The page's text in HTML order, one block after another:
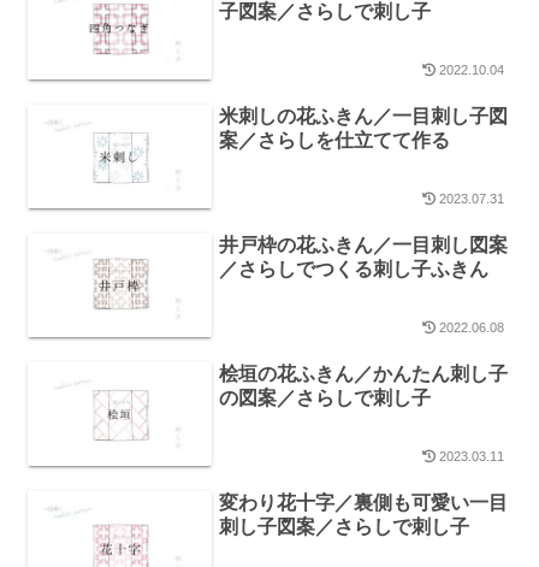
子図案／さらしで刺し子
2022.10.04
米刺しの花ふきん／一目刺し子図
案／さらしを仕立てて作る
2023.07.31
井戸枠の花ふきん／一目刺し図案
／さらしでつくる刺し子ふきん
2022.06.08
桧垣の花ふきん／かんたん刺し子
の図案／さらしで刺し子
2023.03.11
変わり花十字／裏側も可愛い一目
刺し子図案／さらしで刺し子